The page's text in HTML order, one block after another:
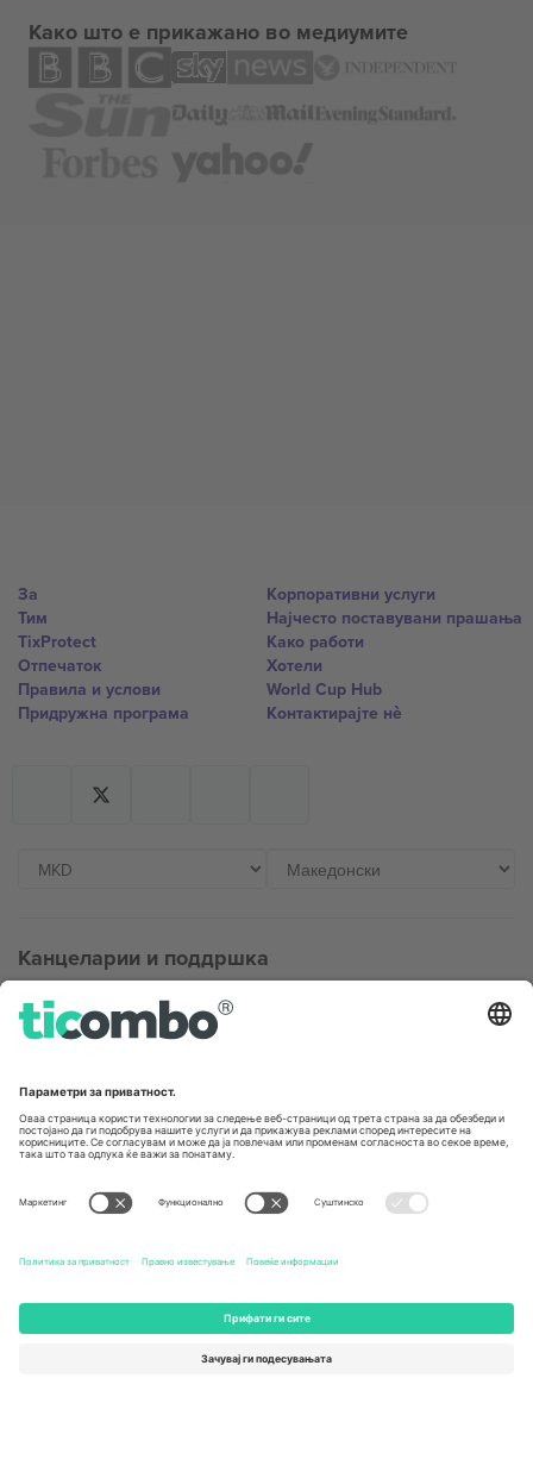
Како што е прикажано во медиумите
За
Тим
TixProtect
Отпечаток
Правила и услови
Придружна програма
Корпоративни услуги
Најчесто поставувани прашања
Како работи
Хотели
World Cup Hub
Контактирајте нѐ
Канцеларии и поддршка
Germany
Unter den Linden 24, 10117
United States
Newark, Delaware 19713, United
Switzerland
Engelberg, Switzerland
Regus Sofia City West, bul
Totleben 53-55, 1606 Sofia,
UAE Dubai Silicon Oasis, DDP
Building A1, Office 302, Dubai,
United Arab Emirates